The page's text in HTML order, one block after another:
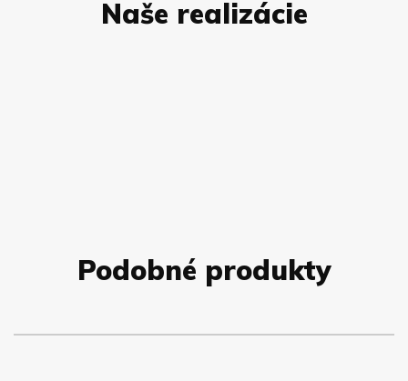
Naše realizácie
Podobné produkty